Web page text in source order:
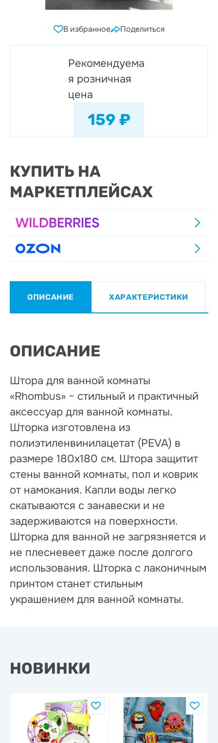
В избранное Поделиться
Рекомендуема
я розничная
цена
159 ₽
КУПИТЬ НА
МАРКЕТПЛЕЙСАХ
ОПИСАНИЕ ХАРАКТЕРИСТИКИ
ОПИСАНИЕ
Штора для ванной комнаты
«Rhombus» − стильный и практичный
аксессуар для ванной комнаты.
Шторка изготовлена из
полиэтиленвинилацетат (PEVA) в
размере 180х180 см. Штора защитит
стены ванной комнаты, пол и коврик
от намокания. Капли воды легко
скатываются с занавески и не
задерживаются на поверхности.
Шторка для ванной не загрязняется и
не плесневеет даже после долгого
использования. Шторка с лаконичным
принтом станет стильным
украшением для ванной комнаты.
НОВИНКИ